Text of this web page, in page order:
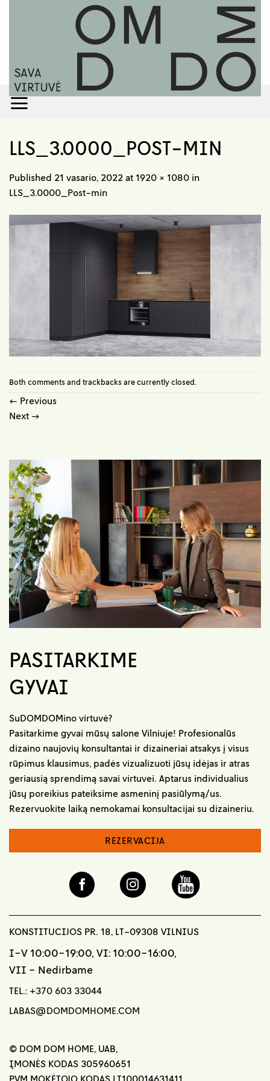
LLS_3.0000_POST-MIN
Published 21 vasario, 2022 at 1920 × 1080 in
LLS_3.0000_Post-min
Both comments and trackbacks are currently closed.
← Previous
Next →
PASITARKIME
GYVAI
SuDOMDOMino virtuvė?
Pasitarkime gyvai mūsų salone Vilniuje! Profesionalūs
dizaino naujovių konsultantai ir dizaineriai atsakys į visus
rūpimus klausimus, padės vizualizuoti jūsų idėjas ir atras
geriausią sprendimą savai virtuvei. Aptarus individualius
jūsų poreikius pateiksime asmeninį pasiūlymą/us.
Rezervuokite laiką nemokamai konsultacijai su dizaineriu.
REZERVACIJA
KONSTITUCIJOS PR. 18, LT-09308 VILNIUS
I-V 10:00-19:00, VI: 10:00-16:00,
VII - Nedirbame
TEL.: +370 603 33044
LABAS@DOMDOMHOME.COM
© DOM DOM HOME, UAB,
ĮMONĖS KODAS 305960651
PVM MOKĖTOJO KODAS LT100014631411